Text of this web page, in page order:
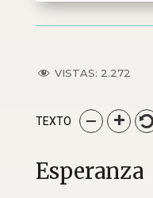
VISTAS: 2.272
TEXTO
Esperanza